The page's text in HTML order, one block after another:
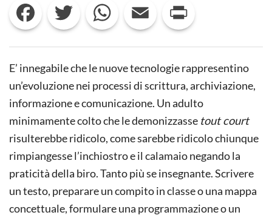
NUOVE
TECNOLOGIE
ALLA
DELLA
Facebook Twitter WhatsApp Email
E’ innegabile che le nuove tecnologie rappresentino
un’evoluzione nei processi di scrittura, archiviazione,
informazione e comunicazione. Un adulto
minimamente colto che le demonizzasse tout court
risulterebbe ridicolo, come sarebbe ridicolo chiunque
rimpiangesse l’inchiostro e il calamaio negando la
praticità della biro. Tanto più se insegnante. Scrivere
un testo, preparare un compito in classe o una mappa
concettuale, formulare una programmazione o un